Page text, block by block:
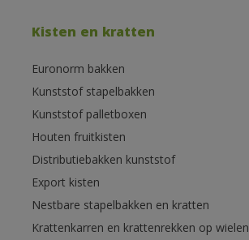
Kisten en kratten
Euronorm bakken
Kunststof stapelbakken
Kunststof palletboxen
Houten fruitkisten
Distributiebakken kunststof
Export kisten
Nestbare stapelbakken en kratten
Krattenkarren en krattenrekken op wielen